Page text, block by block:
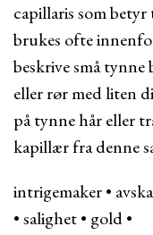
capillaris som
brukes ofte
beskrive små tynne
eller rør med liten
på tynne hår eller
kapillær fra denne
intrigemaker•
•salighet• gold•